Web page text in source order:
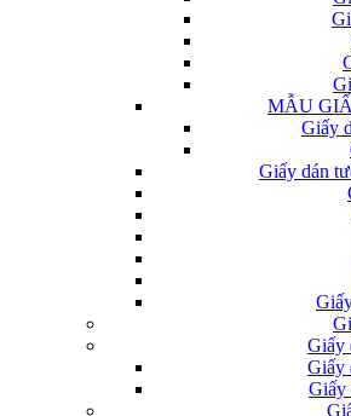
MẪU
Giấy
Giấy dán
Giấy
Giấy
Giấy